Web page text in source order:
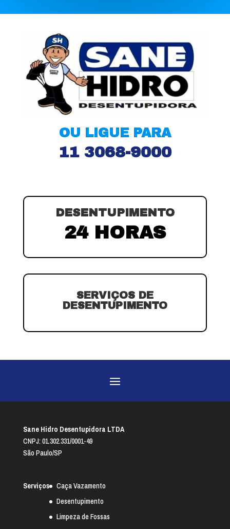
OU LIGUE PARA
11 3068-9000
DESENTUPIMENTO
24 HORAS
SERVIÇOS DE
DESENTUPIMENTO
Sane Hidro Desentupidora LTDA
CNPJ: 01.302.331/0001-49
São Paulo/SP
Serviços
Caça Vazamento
Desentupimento
Limpeza de Fossas